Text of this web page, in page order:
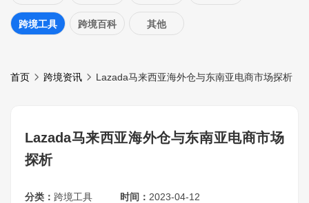
跨境工具 跨境百科 其他
首页 跨境资讯 Lazada马来西亚海外仓与东南亚电商市场探析
Lazada马来西亚海外仓与东南亚电商市场
探析
分类： 跨境工具 时间： 2023-04-12